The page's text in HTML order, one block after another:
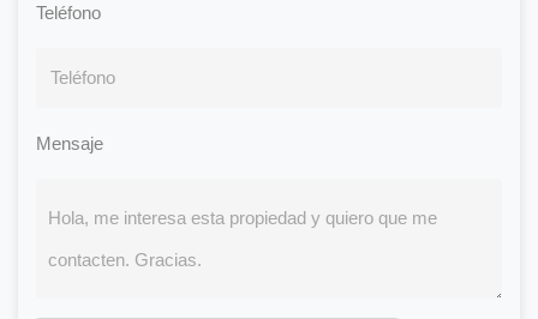
Teléfono
Mensaje